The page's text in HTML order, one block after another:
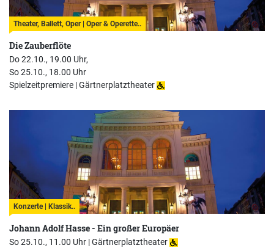
Theater, Ballett, Oper | Oper & Operette..
Die Zauberflöte
Do 22.10., 19.00 Uhr,
So 25.10., 18.00 Uhr
Spielzeitpremiere |Gärtnerplatztheater
Konzerte | Klassik..
Johann Adolf Hasse - Ein großer Europäer
So 25.10., 11.00 Uhr |Gärtnerplatztheater